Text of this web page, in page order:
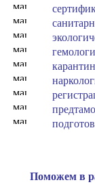
Поможем в